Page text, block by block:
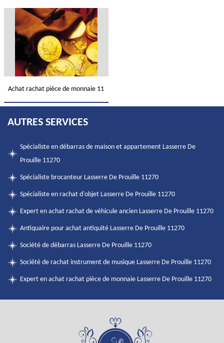
Achat rachat pièce de monnaie 11
AUTRES SERVICES
Spécialiste en débarras de maison et appartement Lasserre De
Prouille 11270
Spécialiste brocanteur Lasserre De Prouille 11270
Spécialiste en rachat d'objet Lasserre De Prouille 11270
Expert en achat rachat de véhicule ancien Lasserre De Prouille 11270
Antiquaire pour achat antiquité Lasserre De Prouille 11270
Société de débarras Lasserre De Prouille 11270
Société de rachat instrument de musique Lasserre De Prouille 11270
Expert en achat rachat pièce de monnaie Lasserre De Prouille 11270